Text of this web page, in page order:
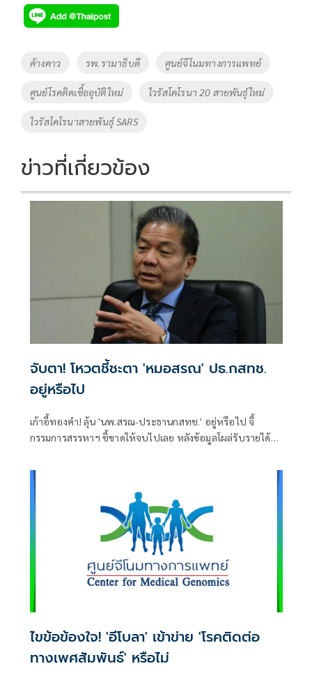
e
b
o
o
k
tt
er
p
y
Li
n
k
Tags
ค้างคาว รพ.รามาธิบดี ศูนย์จีโนมทางการแพทย์
ศูนย์โรคติดเชื้ออุบัติใหม่ ไวรัสโคโรนา 20 สายพันธุ์ใหม่
ไวรัสโคโรนาสายพันธุ์ SARS
ข่าวที่เกี่ยวข้อง
จับตา! โหวตชี้ชะตา 'หมอสรณ' ปธ.กสทช.
อยู่หรือไป
เก้าอี้ทองคำ! ลุ้น 'นพ.สรณ-ประธานกสทช.' อยู่หรือไป จี้
กรรมการสรรหาฯ ชี้ขาดให้จบไปเลย หลังข้อมูลโผล่รับรายได้
ไขข้อข้องใจ! 'อีโบลา' เข้าข่าย 'โรคติดต่อ
ทางเพศสัมพันธ์' หรือไม่